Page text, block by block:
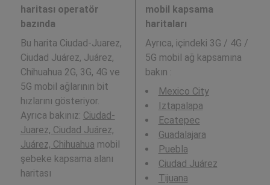
haritası operatör
bazında
Bu harita Ciudad-Juarez,
Ciudad Juárez, Juárez,
Chihuahua 2G, 3G, 4G ve
5G mobil ağlarının bit
hızlarını gösteriyor.
Ayrıca bakınız: Ciudad-
Juarez, Ciudad Juárez,
Juárez, Chihuahua mobil
şebeke kapsama alanı
haritası
mobil kapsama
haritaları
Ayrıca, içindeki 3G / 4G /
5G mobil ağ kapsamına
bakın :
Mexico City
Iztapalapa
Ecatepec
Guadalajara
Puebla
Ciudad Juárez
Tijuana